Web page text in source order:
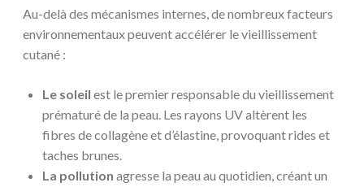
Au-delà des mécanismes internes, de nombreux facteurs
environnementaux peuvent accélérer le vieillissement
cutané :
Le soleil est le premier responsable du vieillissement
prématuré de la peau. Les rayons UV altèrent les
fibres de collagène et d’élastine, provoquant rides et
taches brunes.
La pollution agresse la peau au quotidien, créant un